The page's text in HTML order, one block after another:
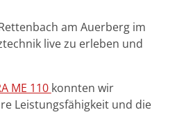
am Auerberg im
live zu erleben und
ME 110 konnten wir
Leistungsfähigkeit und die